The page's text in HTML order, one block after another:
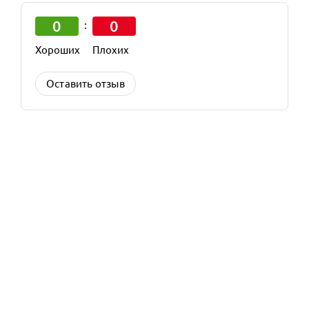
0
Хороших
: 0
Плохих
Оставить отзыв